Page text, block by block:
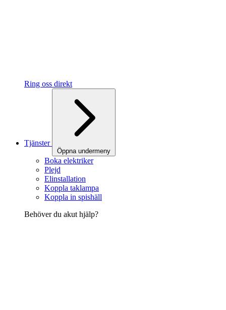
Ring oss direkt
Tjänster
Öppna undermeny
Boka elektriker
Plejd
Elinstallation
Koppla taklampa
Koppla in spishäll
Behöver du akut hjälp?